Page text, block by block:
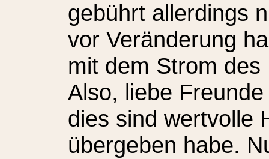
gebührt allerdings
vor Veränderung
mit dem Strom
Also, liebe
dies sind wertvolle
übergeben habe.